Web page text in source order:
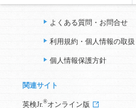
よくある質問・お問合せ
利用規約・個人情報の取扱
個人情報保護方針
関連サイト
英検Jr. ®オンライン版